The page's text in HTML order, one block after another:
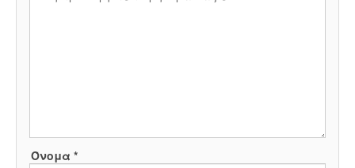
Όνομα *